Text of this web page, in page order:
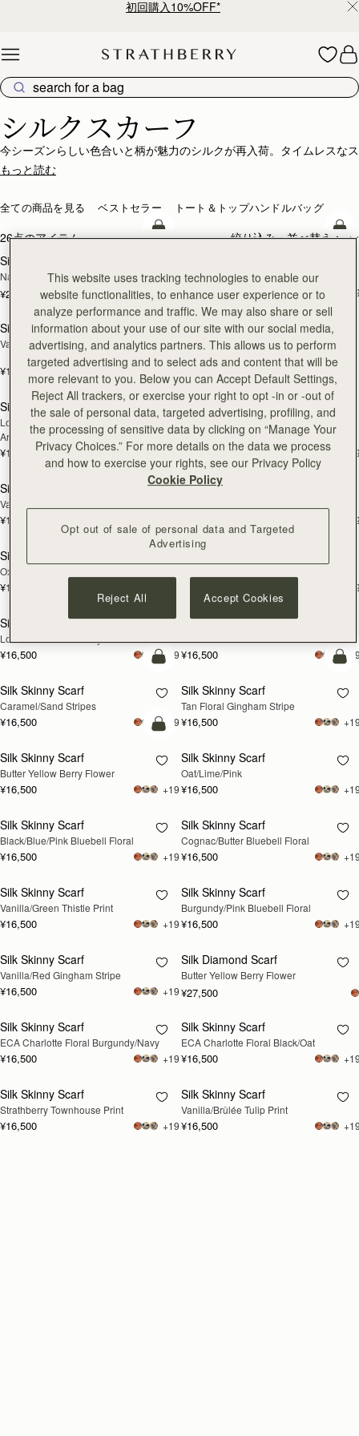
初回購入10%OFF*
シルクスカーフ
今シーズンらしい色合いと柄が魅力のシルクが再入荷。タイムレスなス
トラスベリーのバッグに巻いたり飾れば、手軽に個性をプラスできま
セントにしたり - 自分に合った使い方が必ず見つかります。ストラスベ
リーのシルク製品はUK国内で手作り、柄はストラスベリーのデザイナ
ーが独自に描いたブランドのオリジナルです。
もっと読む
全ての商品を見る ベストセラー トート＆トップハンドルバッグ
26点のアイテム 絞り込み・並べ替え：
カートに追加
Silk Diamond Scarf
Navy/Red Block Floral
¥27,500
カ
Caramel/Tan Block Floral
¥16,500
カートに追加
Silk Skinny Scarf
Vanilla/Forest Green Thistle Print
¥16,500 +19
Silk Square Scarf
Cognac/Butter Yellow Bluebell Floral
Print
新登場
カートに追加
Silk Skinny Scarf
Loch Blue/Vanilla Edinburgh
Architecture
¥16,500 +19
新登場
Silk Skinny Scarf
Navy/Red Block Floral
¥16,500
カートに追加
Silk Skinny Scarf
Vanilla/Blue Pop Flowers
¥16,500
新登場
Silk Skinny Scarf
カートに追加
Silk Skinny Scarf
Oxblood/Red Wallpaper Flowers
¥16,500
カートに追加
Silk Skinny Scarf
Loch Blue Flower Berry
¥16,500 +19
Silk Skinny Scarf
¥16,500
カートに追加
Silk Skinny Scarf
Caramel/Sand Stripes
¥16,500 +19
カ
Silk Skinny Scarf
Tan Floral Gingham Stripe
¥16,500
カートに追加
Silk Skinny Scarf
Butter Yellow Berry Flower
¥16,500 +19
再入荷予定
Silk Skinny Scarf
Oat/Lime/Pink
¥16,500
再入荷予定
Silk Skinny Scarf
Black/Blue/Pink Bluebell Floral
¥16,500 +19
再入荷予定
Silk Skinny Scarf
Cognac/Butter Bluebell Floral
¥16,500
再入荷予定
Silk Skinny Scarf
Vanilla/Green Thistle Print
¥16,500 +19
再入荷予定
Silk Skinny Scarf
Burgundy/Pink Bluebell Floral
¥16,500
再入荷予定
Silk Skinny Scarf
Vanilla/Red Gingham Stripe
¥16,500 +19
再入荷予定
Silk Diamond Scarf
Butter Yellow Berry Flower
¥27,500
再入荷予定
Silk Skinny Scarf
ECA Charlotte Floral Burgundy/Navy
¥16,500 +19
再入荷予定
Silk Skinny Scarf
ECA Charlotte Floral Black/Oat
¥16,500
再入荷予定
Silk Skinny Scarf
Strathberry Townhouse Print
¥16,500 +19
再入荷予定
Silk Skinny Scarf
Vanilla/Brûlée Tulip Print
¥16,500
This website uses tracking technologies to enable our
website functionalities, to enhance user experience or to
analyze performance and traffic. We may also share or sell
information about your use of our site with our social media,
advertising, and analytics partners. This allows us to perform
targeted advertising and to select ads and content that will be
more relevant to you. Below you can Accept Default Settings,
Reject All trackers, or exercise your right to opt -in or -out of
the sale of personal data, targeted advertising, profiling, and
the processing of sensitive data by clicking on “Manage Your
Privacy Choices.” For more details on the data we process
and how to exercise your rights, see our Privacy Policy
Cookie Policy
Opt out of sale of personal data and Targeted
Advertising
Reject All Accept Cookies